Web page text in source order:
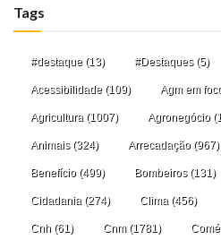
Tags
#destaque (13) #Destaques(5)
Acessibilidade (109) Agm em
Agricultura (1007) Agronegócio
Animais(324) Arrecadação(967)
Benefício(499) Bombeiros(131)
Cidadania (274) Clima (456)
Cnh (61) Cnm(1781)